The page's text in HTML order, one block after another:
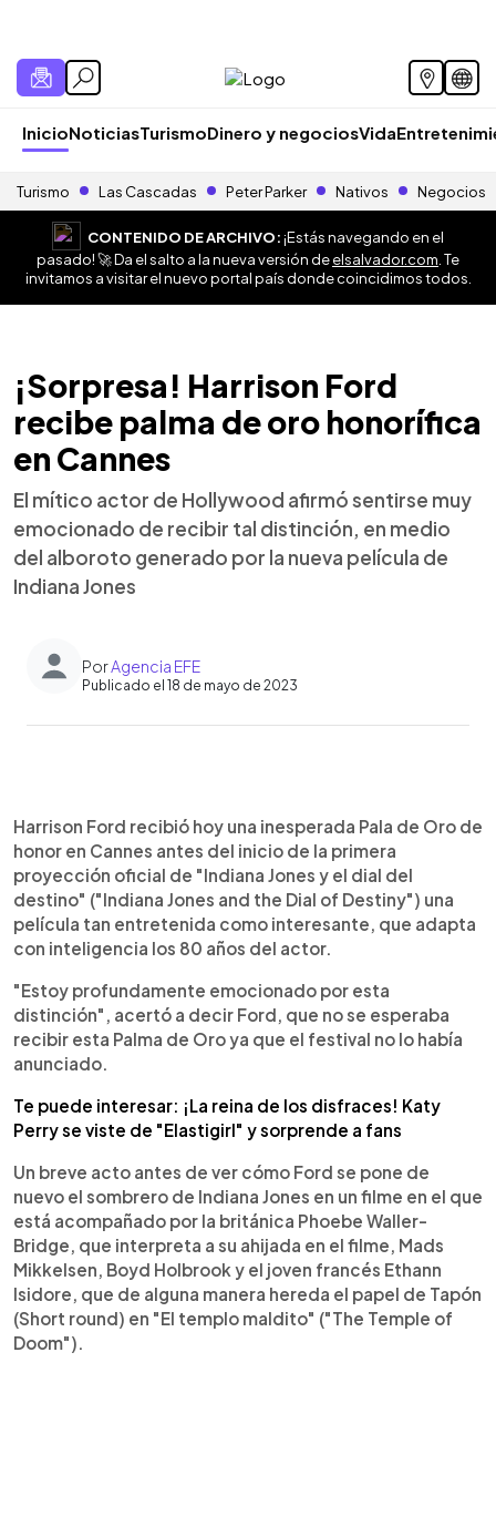
InicioNoticiasTurismoDinero y negociosVida
Turismo Las Cascadas Peter Parker Nativos Negocios
CONTENIDO DE ARCHIVO:¡Estás navegando en el
pasado! 🚀 Da el salto a la nueva versión deelsalvador.com . Te
invitamos a visitar el nuevo portal país donde coincidimos todos.
¡Sorpresa! Harrison Ford
recibe palma de oro honorífica
en Cannes
El mítico actor de Hollywood afirmó sentirse muy
emocionado de recibir tal distinción, en medio
del alboroto generado por la nueva película de
Indiana Jones
PorAgencia EFE
Publicado el 18 de mayo de 2023
Escuchar artículo
Harrison Ford recibió hoy una inesperada Pala de Oro de
honor en Cannes antes del inicio de la primera
proyección oficial de "Indiana Jones y el dial del
destino" ("Indiana Jones and the Dial of Destiny") una
película tan entretenida como interesante, que adapta
con inteligencia los 80 años del actor.
"Estoy profundamente emocionado por esta
distinción", acertó a decir Ford, que no se esperaba
recibir esta Palma de Oro ya que el festival no lo había
anunciado.
Te puede interesar: ¡La reina de los disfraces! Katy
Perry se viste de "Elastigirl" y sorprende a fans
Un breve acto antes de ver cómo Ford se pone de
nuevo el sombrero de Indiana Jones en un filme en el que
está acompañado por la británica Phoebe Waller-
Bridge, que interpreta a su ahijada en el filme, Mads
Mikkelsen, Boyd Holbrook y el joven francés Ethann
Isidore, que de alguna manera hereda el papel de Tapón
(Short round) en "El templo maldito" ("The Temple of
Doom").